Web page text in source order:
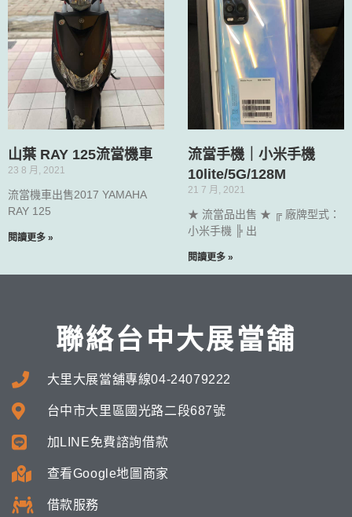
山葉 RAY 125流當機車
23 8 月, 2021
流當機車出售2017 YAMAHA
RAY 125
閱讀更多 »
流當手機｜小米手機
10lite/5G/128M
21 7 月, 2021
★ 流當品出售 ★ ╔ 廠牌型式：
小米手機 ╠ 出
閱讀更多 »
聯絡台中大展當舖
大里大展當舖專線04-24079222
台中市大里區國光路二段687號
加LINE免費諮詢借款
查看Google地圖商家
借款服務